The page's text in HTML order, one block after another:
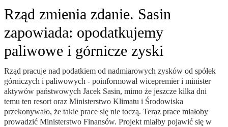
Rząd zmienia zdanie. Sasin
zapowiada: opodatkujemy
paliwowe i górnicze zyski
Rząd pracuje nad podatkiem od nadmiarowych zysków od spółek
górniczych i paliwowych - poinformował wicepremier i minister
aktywów państwowych Jacek Sasin, mimo że jeszcze kilka dni
temu ten resort oraz Ministerstwo Klimatu i Środowiska
przekonywało, że takie prace się nie toczą. Teraz prace miałoby
prowadzić Ministerstwo Finansów. Projekt miałby pojawić się w